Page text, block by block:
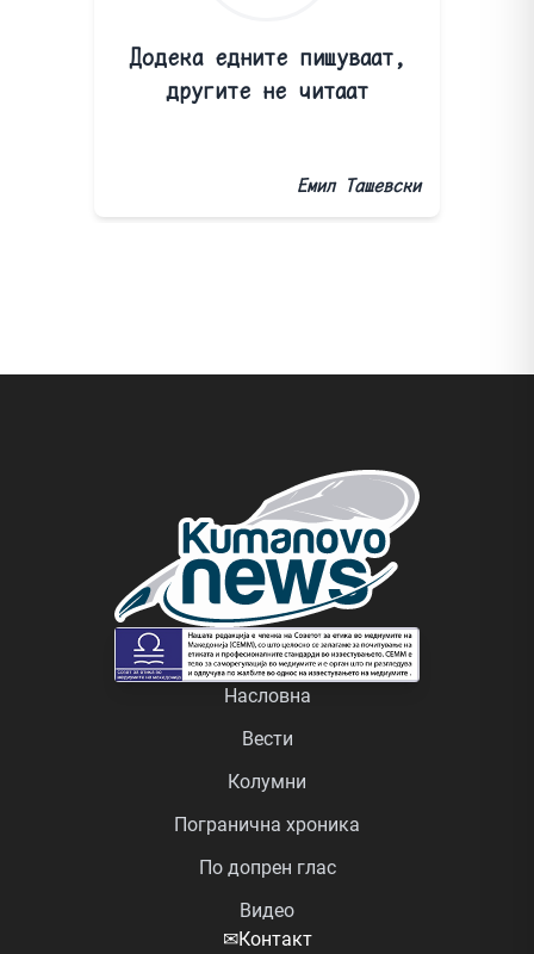
Додека едните пишуваат,
другите не читаат
Емил Ташевски
Насловна
Вести
Колумни
Погранична хроника
По допрен глас
Видео
✉Контакт